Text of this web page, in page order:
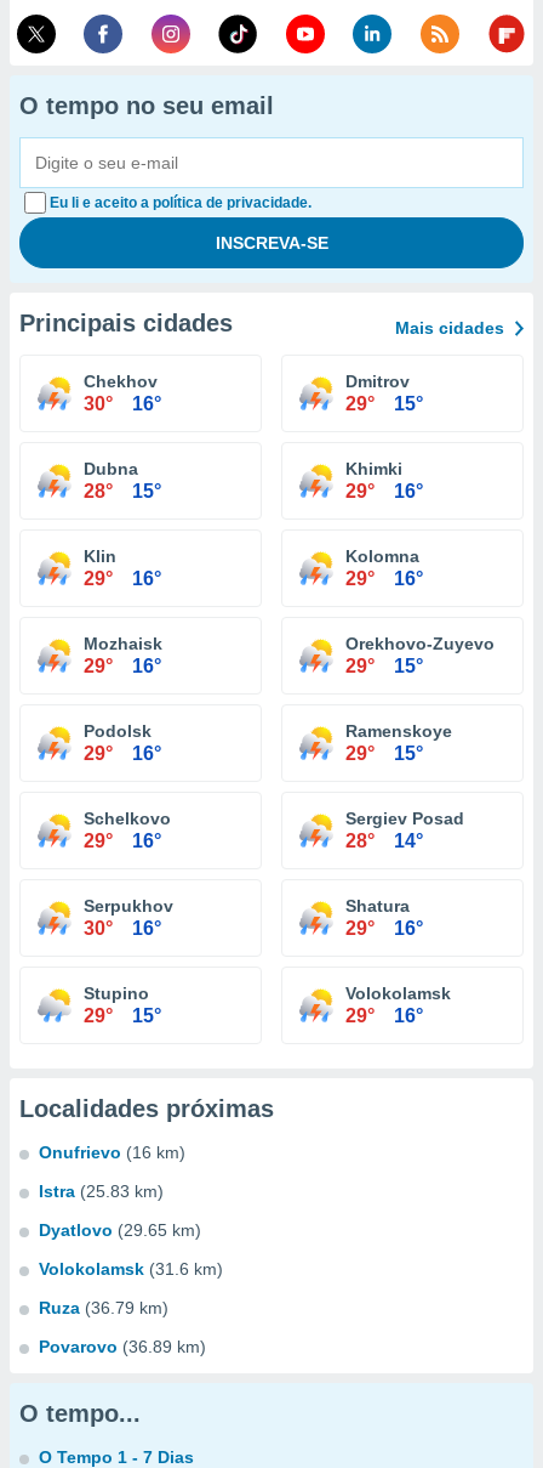
O tempo no seu email
Eu li e aceito a política de privacidade.
Principais cidades Mais cidades
Chekhov
30° 16°
Dmitrov
29° 15°
Dubna
28° 15°
Khimki
29° 16°
Klin
29° 16°
Kolomna
29° 16°
Mozhaisk
29° 16°
Orekhovo-Zuyevo
29° 15°
Podolsk
29° 16°
Ramenskoye
29° 15°
Schelkovo
29° 16°
Sergiev Posad
28° 14°
Serpukhov
30° 16°
Shatura
29° 16°
Stupino
29° 15°
Volokolamsk
29° 16°
Localidades próximas
Onufrievo (16 km)
Istra (25.83 km)
Dyatlovo (29.65 km)
Volokolamsk (31.6 km)
Ruza (36.79 km)
Povarovo (36.89 km)
O tempo...
O Tempo 1 - 7 Dias